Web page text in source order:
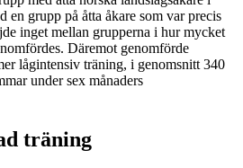
en grupp på åtta åkare som var precis
inget mellan grupperna i hur mycket
Däremot genomförde
lågintensiv träning, i genomsnitt 340
under sex månaders
träning